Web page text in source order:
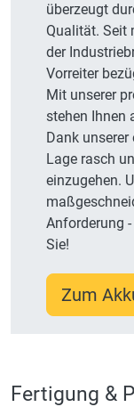
überzeugt
Qualität. Seit
der
Vorreiter
Mit unserer
stehen Ihnen
Dank
Lage rasch
einzugehen.
Anforderung
Sie!
Zum
Fertigung &